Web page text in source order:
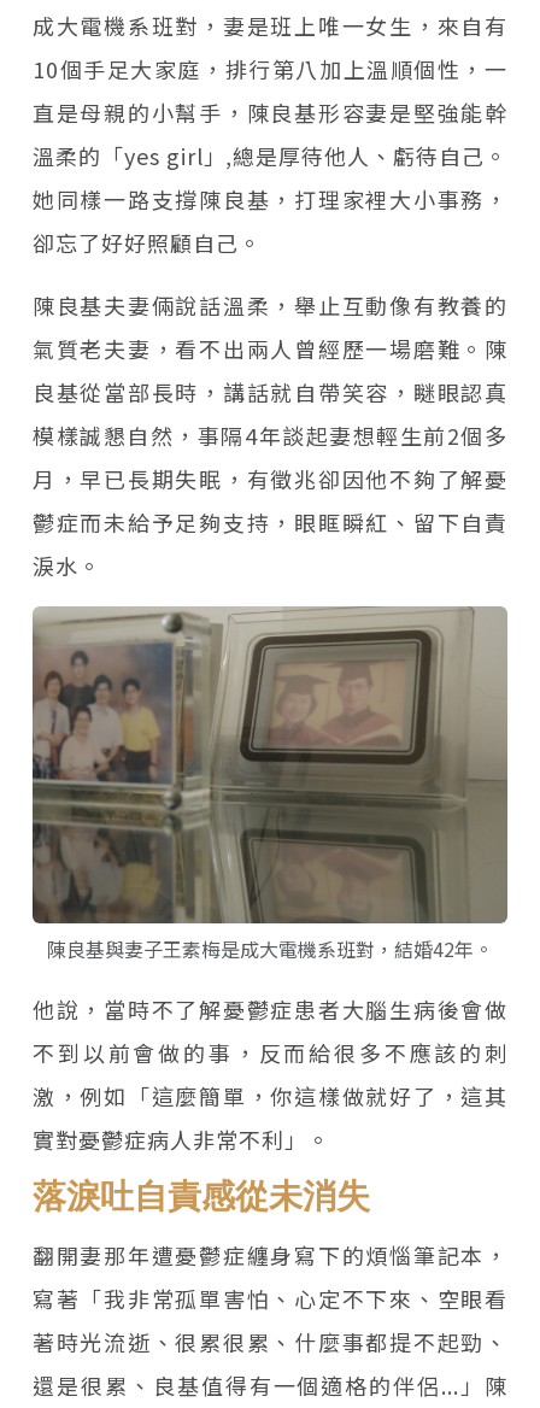
成大電機系班對，妻是班上唯一女生，來自有
10個手足大家庭，排行第八加上溫順個性，一
直是母親的小幫手，陳良基形容妻是堅強能幹
溫柔的「yes girl」,總是厚待他人、虧待自己。
她同樣一路支撐陳良基，打理家裡大小事務，
卻忘了好好照顧自己。
陳良基夫妻倆說話溫柔，舉止互動像有教養的
氣質老夫妻，看不出兩人曾經歷一場磨難。陳
良基從當部長時，講話就自帶笑容，瞇眼認真
模樣誠懇自然，事隔4年談起妻想輕生前2個多
月，早已長期失眠，有徵兆卻因他不夠了解憂
鬱症而未給予足夠支持，眼眶瞬紅、留下自責
淚水。
陳良基與妻子王素梅是成大電機系班對，結婚42年。
他說，當時不了解憂鬱症患者大腦生病後會做
不到以前會做的事，反而給很多不應該的刺
激，例如「這麼簡單，你這樣做就好了，這其
實對憂鬱症病人非常不利」。
落淚吐自責感從未消失
翻開妻那年遭憂鬱症纏身寫下的煩惱筆記本，
寫著「我非常孤單害怕、心定不下來、空眼看
著時光流逝、很累很累、什麼事都提不起勁、
還是很累、良基值得有一個適格的伴侶...」陳